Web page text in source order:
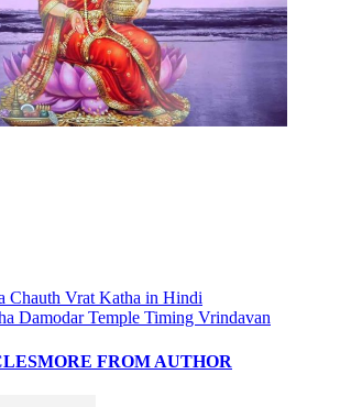
Chauth Vrat Katha in Hindi
Damodar Temple Timing Vrindavan
MORE FROM AUTHOR